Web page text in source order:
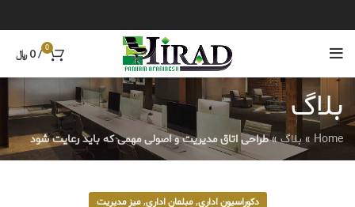
0
/
0 ﷼
بلاگ
Home
»بلاگ»طراحی اتاق مدیریت و اصولی مهمی که باید رعایت شود
دکوراسیون اداری,مبلمان اداری,میز مدیریت